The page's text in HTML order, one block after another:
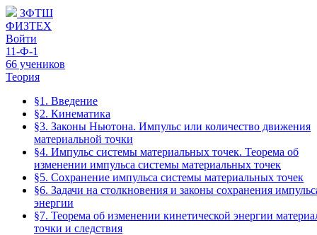
ЗФТШ
ФИЗТЕХ
Войти
11-Ф-1
66 учеников
Теория
§1. Введение
§2. Кинематика
§3. Законы Ньютона. Импульс или количество движения
материальной точки
§4. Импульс системы материальных точек. Теорема об
изменении импульса системы материальных точек
§5. Сохранение импульса системы материальных точек
§6. Задачи на столкновения и законы сохранения
энергии
§7. Теорема об изменении кинетической энергии
точки и следствия